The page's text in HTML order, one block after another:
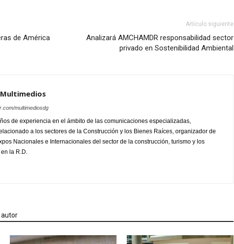
de América
Artículo siguiente
Analizará AMCHAMDR responsabilidad sector
privado en Sostenibilidad Ambiental
multimediosdg
de experiencia en el ámbito de las comunicaciones especializadas,
a los sectores de la Construcción y los Bienes Raíces, organizador de
Nacionales e Internacionales del sector de la construcción, turismo y los
la R.D.
autor